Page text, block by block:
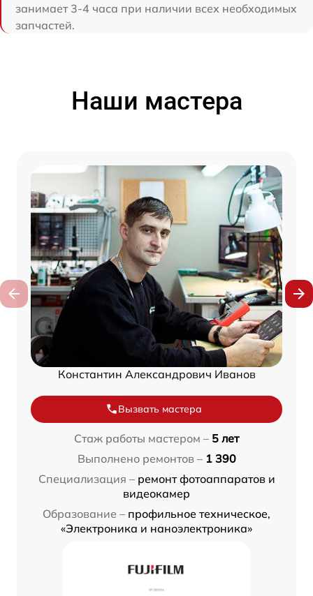
занимает 3-4 часа при наличии всех необходимых
запчастей.
Наши мастера
Константин Александрович Иванов
Вызвать мастера
Стаж работы мастером – 5 лет
Выполнено ремонтов – 1 390
Специализация – ремонт фотоаппаратов и
видеокамер
Образование – профильное техническое,
«Электроника и наноэлектроника»